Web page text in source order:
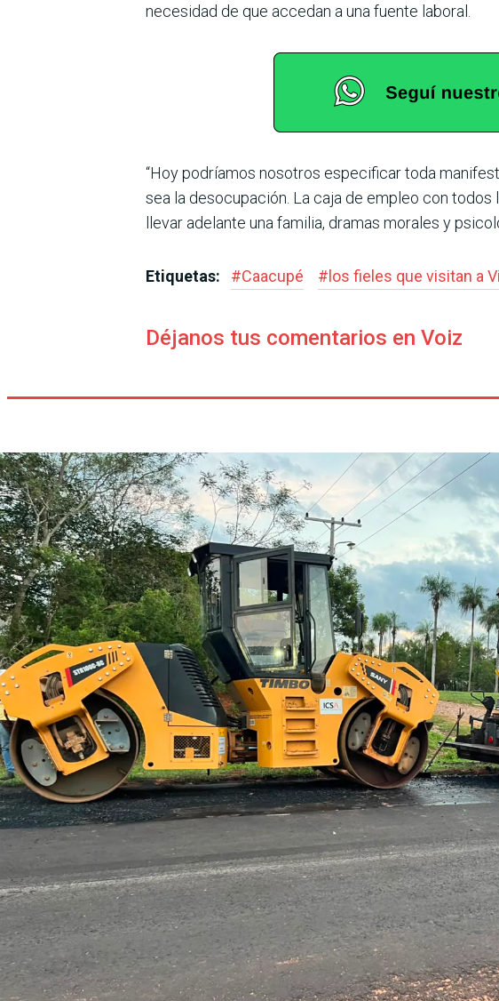
necesidad de que accedan a una fuente laboral.
“Hoy podríamos nosotros especificar toda
sea la des­ocupación. La caja de empleo con
llevar adelante una fami­lia, dramas morales y
Etiquetas: #Caacupé #los fieles que visitan a
Déjanos tus comentarios en Voiz